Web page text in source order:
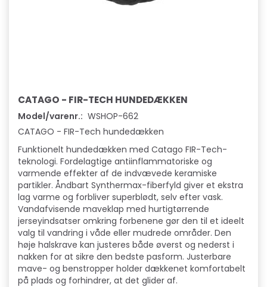
CATAGO - FIR-TECH HUNDEDÆKKEN
Model/varenr.: WSHOP-662
CATAGO - FIR-Tech hundedækken
Funktionelt hundedækken med Catago FIR-Tech-
teknologi. Fordelagtige antiinflammatoriske og
varmende effekter af de indvævede keramiske
partikler. Åndbart Synthermax-fiberfyld giver et ekstra
lag varme og forbliver superblødt, selv efter vask.
Vandafvisende maveklap med hurtigtørrende
jerseyindsatser omkring forbenene gør den til et ideelt
valg til vandring i våde eller mudrede områder. Den
høje halskrave kan justeres både øverst og nederst i
nakken for at sikre den bedste pasform. Justerbare
mave- og benstropper holder dækkenet komfortabelt
på plads og forhindrer, at det glider af.